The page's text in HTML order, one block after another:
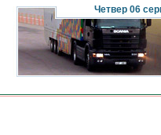
Четвер 06